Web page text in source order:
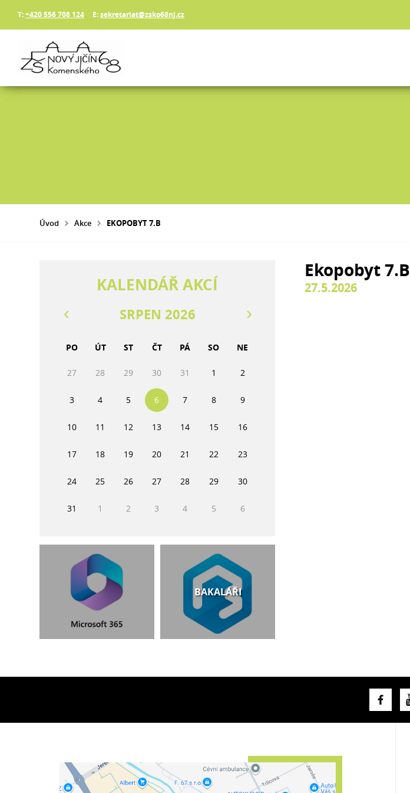
T:+420 556 708 124 E:sekretariat@zsko68nj.cz
Úvod Akce EKOPOBYT 7.B
Ekopobyt 7.B
27.5.2026
KALENDÁŘ AKCÍ
SRPEN 2026
PO ÚT ST ČT PÁ SO NE
27 28 29 30 31 1 2
3 4 5 6 7 8 9
10 11 12 13 14 15 16
17 18 19 20 21 22 23
24 25 26 27 28 29 30
31 1 2 3 4 5 6
BAKALÁŘI